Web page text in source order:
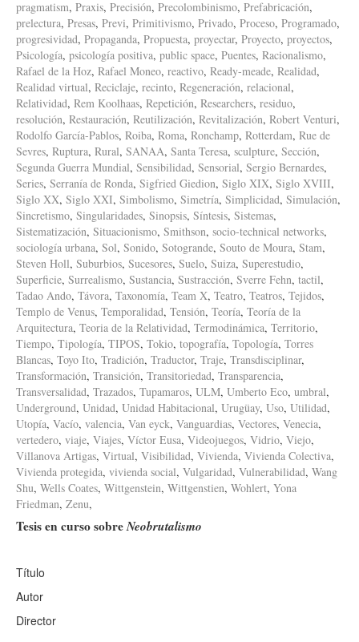
pragmatism, Praxis, Precisión, Precolombinismo, Prefabricación,
prelectura, Presas, Previ, Primitivismo, Privado, Proceso, Programado,
progresividad, Propaganda, Propuesta, proyectar, Proyecto, proyectos,
Psicología, psicología positiva, public space, Puentes, Racionalismo,
Rafael de la Hoz, Rafael Moneo, reactivo, Ready-meade, Realidad,
Realidad virtual, Reciclaje, recinto, Regeneración, relacional,
Relatividad, Rem Koolhaas, Repetición, Researchers, residuo,
resolución, Restauración, Reutilización, Revitalización, Robert Venturi,
Rodolfo García-Pablos, Roiba, Roma, Ronchamp, Rotterdam, Rue de
Sevres, Ruptura, Rural, SANAA, Santa Teresa, sculpture, Sección,
Segunda Guerra Mundial, Sensibilidad, Sensorial, Sergio Bernardes,
Series, Serranía de Ronda, Sigfried Giedion, Siglo XIX, Siglo XVIII,
Siglo XX, Siglo XXI, Simbolismo, Simetría, Simplicidad, Simulación,
Sincretismo, Singularidades, Sinopsis, Síntesis, Sistemas,
Sistematización, Situacionismo, Smithson, socio-technical networks,
sociología urbana, Sol, Sonido, Sotogrande, Souto de Moura, Stam,
Steven Holl, Suburbios, Sucesores, Suelo, Suiza, Superestudio,
Superficie, Surrealismo, Sustancia, Sustracción, Sverre Fehn, tactil,
Tadao Ando, Távora, Taxonomía, Team X, Teatro, Teatros, Tejidos,
Templo de Venus, Temporalidad, Tensión, Teoría, Teoría de la
Arquitectura, Teoria de la Relatividad, Termodinámica, Territorio,
Tiempo, Tipología, TIPOS, Tokio, topografía, Topología, Torres
Blancas, Toyo Ito, Tradición, Traductor, Traje, Transdisciplinar,
Transformación, Transición, Transitoriedad, Transparencia,
Transversalidad, Trazados, Tupamaros, ULM, Umberto Eco, umbral,
Underground, Unidad, Unidad Habitacional, Urugüay, Uso, Utilidad,
Utopía, Vacío, valencia, Van eyck, Vanguardias, Vectores, Venecia,
vertedero, viaje, Viajes, Víctor Eusa, Videojuegos, Vidrio, Viejo,
Villanova Artigas, Virtual, Visibilidad, Vivienda, Vivienda Colectiva,
Vivienda protegida, vivienda social, Vulgaridad, Vulnerabilidad, Wang
Shu, Wells Coates, Wittgenstein, Wittgenstien, Wohlert, Yona
Friedman, Zenu,
Tesis en curso sobreNeobrutalismo
Título
Autor
Director